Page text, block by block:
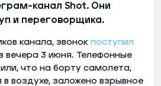
канал Shot. Они
и переговорщика.
канала, звонок поступил
вечера 3 июня. Телефонные
что на борту самолета,
воздухе, заложено взрывное